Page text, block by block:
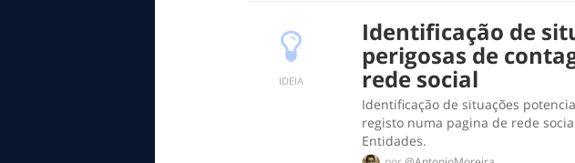
IDEIA
Identificação de
perigosas de
rede social
Identificação de situações
registo numa pagina de rede
Entidades.